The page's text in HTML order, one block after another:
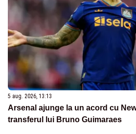
5 aug. 2026, 13:13
Arsenal ajunge la un acord cu
transferul lui Bruno Guimaraes